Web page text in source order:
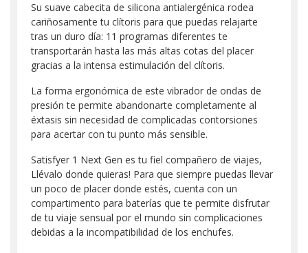
Su suave cabecita de silicona antialergénica rodea
cariñosamente tu clítoris para que puedas relajarte
tras un duro día: 11 programas diferentes te
transportarán hasta las más altas cotas del placer
gracias a la intensa estimulación del clítoris.
La forma ergonómica de este vibrador de ondas de
presión te permite abandonarte completamente al
éxtasis sin necesidad de complicadas contorsiones
para acertar con tu punto más sensible.
Satisfyer 1 Next Gen es tu fiel compañero de viajes,
Llévalo donde quieras! Para que siempre puedas llevar
un poco de placer donde estés, cuenta con un
compartimento para baterías que te permite disfrutar
de tu viaje sensual por el mundo sin complicaciones
debidas a la incompatibilidad de los enchufes.